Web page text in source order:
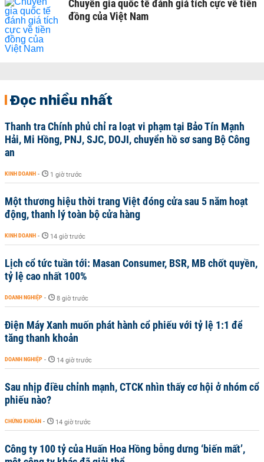
Chuyên gia quốc tế đánh giá tích cực về tiền
đồng của Việt Nam
Đọc nhiều nhất
Thanh tra Chính phủ chỉ ra loạt vi phạm tại Bảo Tín Mạnh
Hải, Mi Hồng, PNJ, SJC, DOJI, chuyển hồ sơ sang Bộ Công
an
KINH DOANH - 1 giờ trước
Một thương hiệu thời trang Việt đóng cửa sau 5 năm hoạt
động, thanh lý toàn bộ cửa hàng
KINH DOANH - 14 giờ trước
Lịch cổ tức tuần tới: Masan Consumer, BSR, MB chốt quyền,
tỷ lệ cao nhất 100%
DOANH NGHIỆP - 8 giờ trước
Điện Máy Xanh muốn phát hành cổ phiếu với tỷ lệ 1:1 để
tăng thanh khoản
DOANH NGHIỆP - 14 giờ trước
Sau nhịp điều chỉnh mạnh, CTCK nhìn thấy cơ hội ở nhóm cổ
phiếu nào?
CHỨNG KHOÁN - 14 giờ trước
Công ty 100 tỷ của Huấn Hoa Hồng bỗng dưng ‘biến mất’,